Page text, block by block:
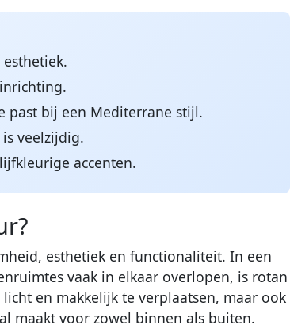
past bij een Mediterrane stijl.
veelzijdig.
accenten.
esthetiek en functionaliteit. In een
vaak in elkaar overlopen, is rotan
en makkelijk te verplaatsen, maar ook
maakt voor zowel binnen als buiten.